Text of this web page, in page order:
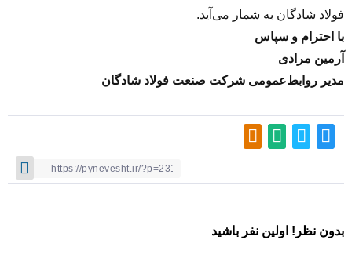
فولاد شادگان به شمار می‌آید.
با احترام و سپاس
آرمین مرادی
مدیر روابط‌عمومی شرکت صنعت فولاد شادگان
بدون نظر! اولین نفر باشید